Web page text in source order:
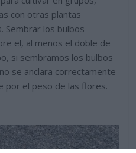
con otras plantas
Sembrar los bulbos
el, al menos el doble de
si sembramos los bulbos
se anclara correctamente
por el peso de las flores.